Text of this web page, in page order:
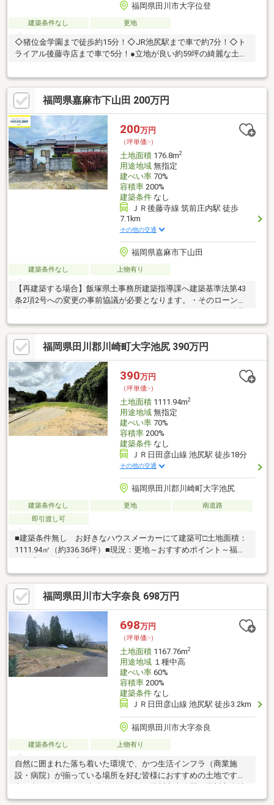
福岡県田川市大字位登
建築条件なし 更地
◇猪位金学園まで徒歩約15分！◇JR池尻駅まで車で約7分！◇ト
ライアル後藤寺店まで車で5分！●立地が良い約59坪の綺麗な土地
福岡県嘉麻市下山田 200万円
200万円
（坪単価:-）
土地面積176.8m2
用途地域無指定
建ぺい率70%
容積率200%
建築条件なし
ＪＲ後藤寺線 筑前庄内駅 徒歩
7.1km
その他の交通
福岡県嘉麻市下山田
建築条件なし 上物有り
【再建築する場合】飯塚県土事務所建築指導課へ建築基準法第43
条2項2号への変更の事前協議が必要となります。・そのローンは
用等のお悩みもご相談に乗ります・当日や夜間もご案内可能！お
仕事帰りにご内覧出来ます・お客様のペースに合わせてしっかり
サポート！ハウスドゥ博多の森にお任せください
福岡県田川郡川崎町大字池尻 390万円
390万円
（坪単価:-）
土地面積1111.94m2
用途地域無指定
建ぺい率70%
容積率200%
建築条件なし
ＪＲ日田彦山線 池尻駅 徒歩18分
その他の交通
福岡県田川郡川崎町大字池尻
建築条件なし 更地
南道路
即引渡し可
■建築条件無し お好きなハウスメーカーにて建築可□土地面積：
1111.94㎡（約336.36坪）■現況：更地～おすすめポイント～福屋
ご相談下さいませ～ライフインフォメーション～JR池尻駅まで徒
歩18分平成筑豊鉄道田川後藤寺駅まで徒歩19分池尻小学校 約
500m川崎中学校 約3800mファミリーマート川崎池尻店 約
680mドラッグコスモス川崎店 約830m池尻郵便局 約620m弊社
の営業時間内（木曜日～月曜日、10時～19時、一部例外有）であ
れば、いつでもご見学可能です。お気軽にお問合せ下さいませ。
福岡県田川市大字奈良 698万円
698万円
（坪単価:-）
土地面積1167.76m2
用途地域１種中高
建ぺい率60%
容積率200%
建築条件なし
ＪＲ日田彦山線 池尻駅 徒歩3.2km
福岡県田川市大字奈良
建築条件なし 上物有り
自然に囲まれた落ち着いた環境で、かつ生活インフラ（商業施
設・病院）が揃っている場所を好む皆様におすすめの土地です。
これらすべてが車で１０分圏内です！お気軽にお問い合わせ下さ